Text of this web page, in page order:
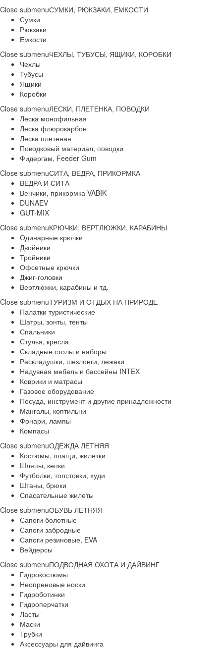
Close submenuСУМКИ, РЮКЗАКИ, ЕМКОСТИ
Сумки
Рюкзаки
Емкости
Close submenuЧЕХЛЫ, ТУБУСЫ, ЯЩИКИ, КОРОБКИ
Чехлы
Тубусы
Ящики
Коробки
Close submenuЛЕСКИ, ПЛЕТЕНКА, ПОВОДКИ
Леска монофильная
Леска флюрокарбон
Леска плетеная
Поводковый материал, поводки
Фидергам, Feeder Gum
Close submenuСИТА, ВЕДРА, ПРИКОРМКА
ВЕДРА И СИТА
Венчики, прикормка VABIK
DUNAEV
GUT-MIX
Close submenuКРЮЧКИ, ВЕРТЛЮЖКИ, КАРАБИНЫ
Одинарные крючки
Двойники
Тройники
Офсетные крючки
Джиг-головки
Вертлюжки, карабины и тд.
Close submenuТУРИЗМ И ОТДЫХ НА ПРИРОДЕ
Палатки туристические
Шатры, зонты, тенты
Спальники
Стулья, кресла
Складные столы и наборы
Раскладушки, шезлонги, лежаки
Надувная мебель и бассейны INTEX
Коврики и матрасы
Газовое оборудование
Посуда, инструмент и другие принадлежности
Мангалы, коптильни
Фонари, лампы
Компасы
Close submenuОДЕЖДА ЛЕТНЯЯ
Костюмы, плащи, жилетки
Шляпы, кепки
Футболки, толстовки, худи
Штаны, брюки
Спасательные жилеты
Close submenuОБУВЬ ЛЕТНЯЯ
Сапоги болотные
Сапоги забродные
Сапоги резиновые, EVA
Вейдерсы
Close submenuПОДВОДНАЯ ОХОТА И ДАЙВИНГ
Гидрокостюмы
Неопреновые носки
Гидроботинки
Гидроперчатки
Ласты
Маски
Трубки
Аксессуары для дайвинга